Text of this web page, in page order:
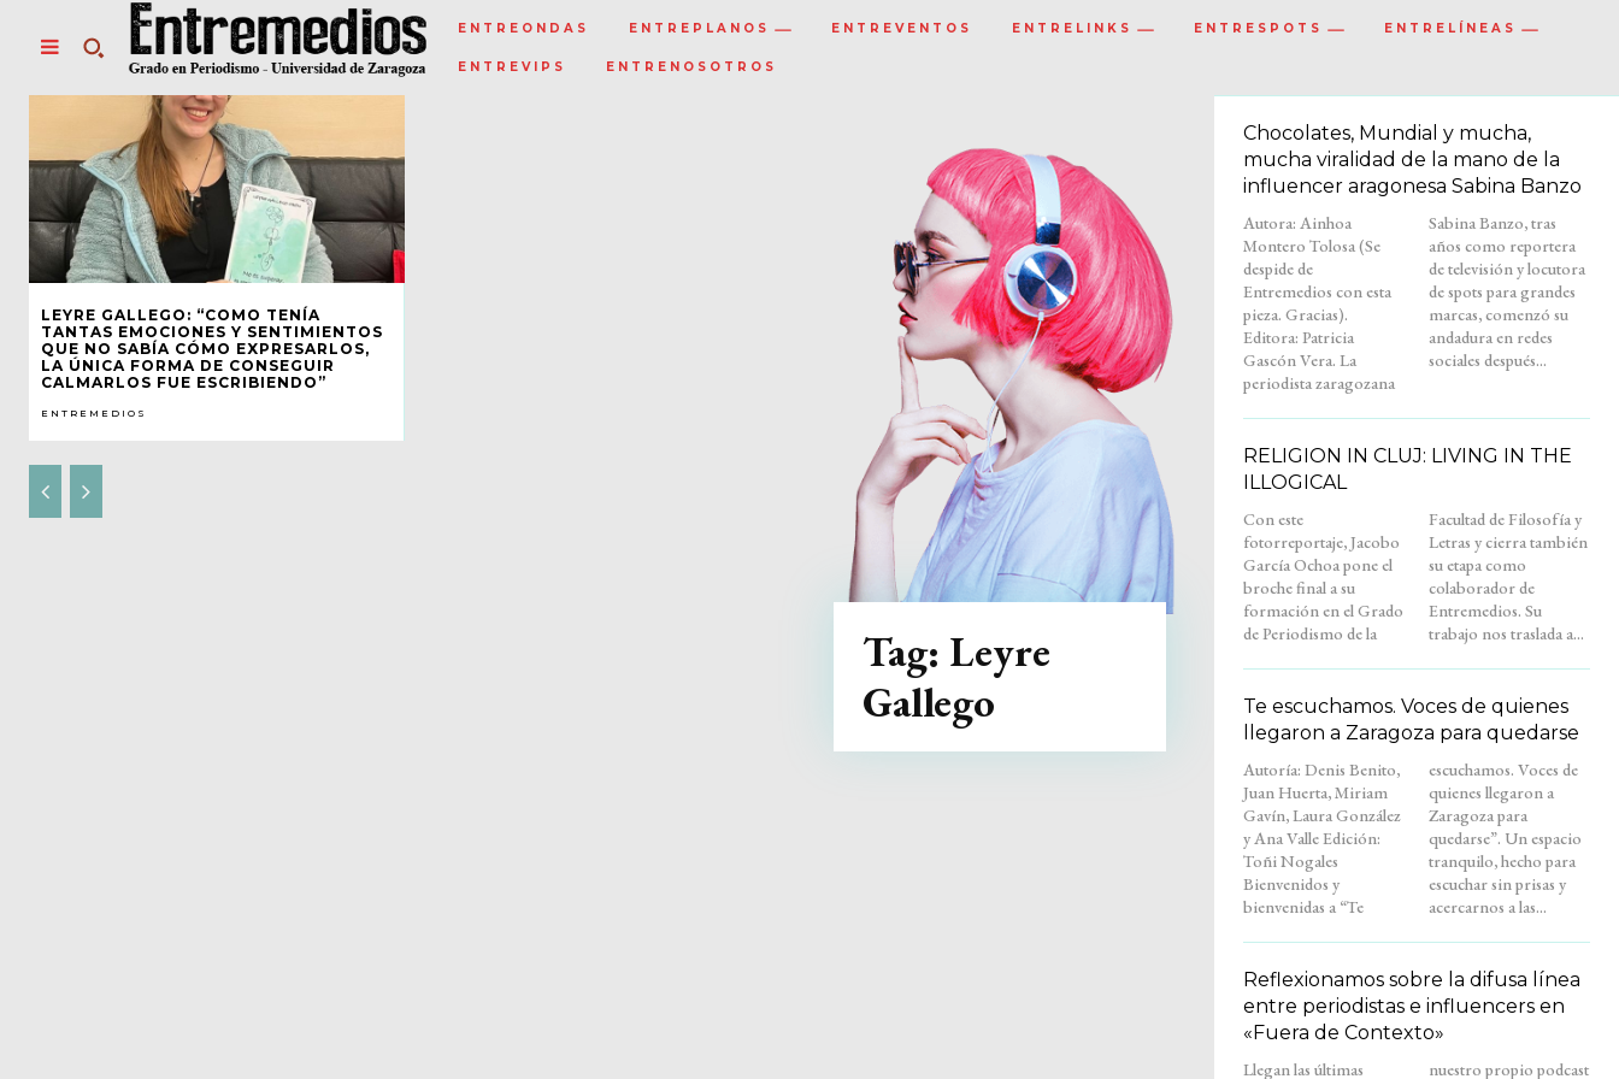
ENTREONDAS ENTREPLANOS ENTREVENTOS ENTRELINKS ENTRESPOTS ENTRELÍNEAS
ENTREVIPS ENTRENOSOTROS
LEYRE GALLEGO: “COMO TENÍA
TANTAS EMOCIONES Y SENTIMIENTOS
QUE NO SABÍA CÓMO EXPRESARLOS,
LA ÚNICA FORMA DE CONSEGUIR
CALMARLOS FUE ESCRIBIENDO”
ENTREMEDIOS
Tag: Leyre
Gallego
Chocolates, Mundial y mucha,
mucha viralidad de la mano de la
influencer aragonesa Sabina Banzo
Autora: Ainhoa
Montero Tolosa (Se
despide de
Entremedios con esta
pieza. Gracias).
Editora: Patricia
Gascón Vera. La
periodista zaragozana
Sabina Banzo, tras
años como reportera
de televisión y locutora
de spots para grandes
marcas, comenzó su
andadura en redes
sociales después...
RELIGION IN CLUJ: LIVING IN THE
ILLOGICAL
Con este
fotorreportaje, Jacobo
García Ochoa pone el
broche final a su
formación en el Grado
de Periodismo de la
Facultad de Filosofía y
Letras y cierra también
su etapa como
colaborador de
Entremedios. Su
trabajo nos traslada a...
Te escuchamos. Voces de quienes
llegaron a Zaragoza para quedarse
Autoría: Denis Benito,
Juan Huerta, Miriam
Gavín, Laura González
y Ana Valle Edición:
Toñi Nogales
Bienvenidos y
bienvenidas a “Te
escuchamos. Voces de
quienes llegaron a
Zaragoza para
quedarse”. Un espacio
tranquilo, hecho para
escuchar sin prisas y
acercarnos a las...
Reflexionamos sobre la difusa línea
entre periodistas e influencers en
«Fuera de Contexto»
Llegan las últimas
nuestro propio podcast